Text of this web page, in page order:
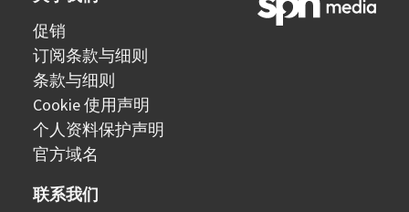
促销
订阅条款与细则
条款与细则
Cookie 使用声明
个人资料保护声明
官方域名
联系我们